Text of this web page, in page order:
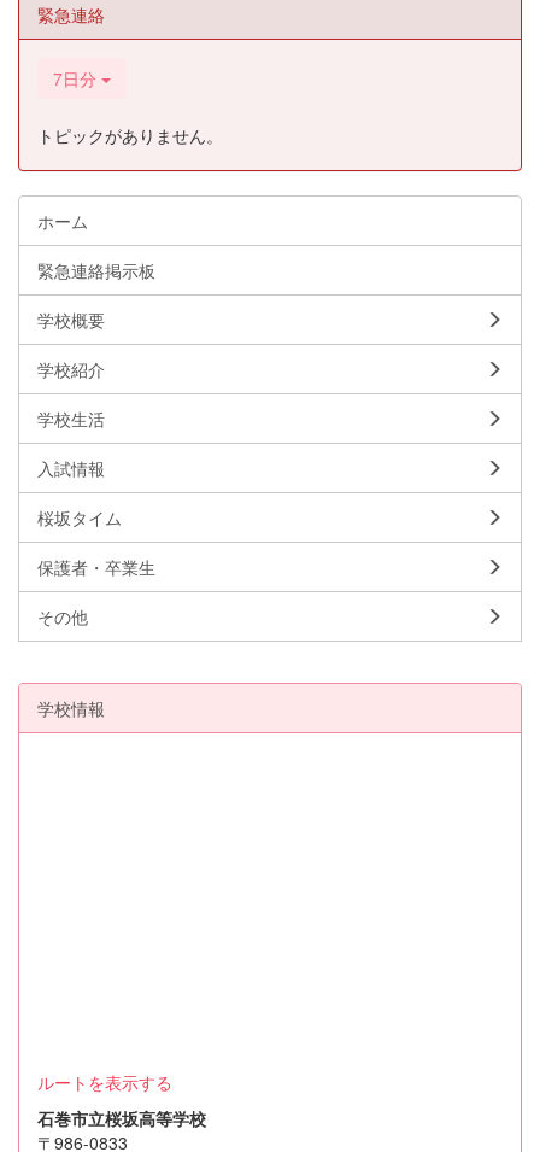
緊急連絡
7日分
トピックがありません。
ホーム
緊急連絡掲示板
学校概要
学校紹介
学校生活
入試情報
桜坂タイム
保護者・卒業生
その他
学校情報
ルートを表示する
石巻市立桜坂高等学校
〒986-0833